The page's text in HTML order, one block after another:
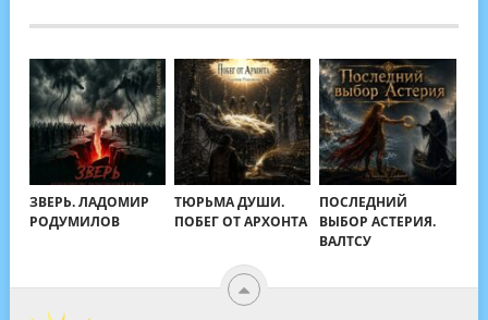
ЗВЕРЬ. ЛАДОМИР
РОДУМИЛОВ
ТЮРЬМА ДУШИ.
ПОБЕГ ОТ АРХОНТА
ПОСЛЕДНИЙ
ВЫБОР АСТЕРИЯ.
ВАЛТСУ